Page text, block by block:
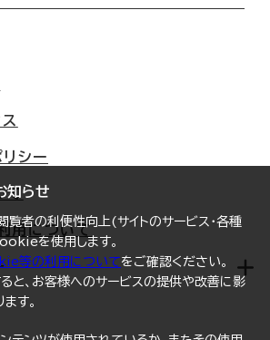
知らせ
覧者の利便性向上(サイトのサービス・各種
を使用します。
等の利用についてをご確認ください。
と、お客様へのサービスの提供や改善に影
す。
ル
シー
て
について